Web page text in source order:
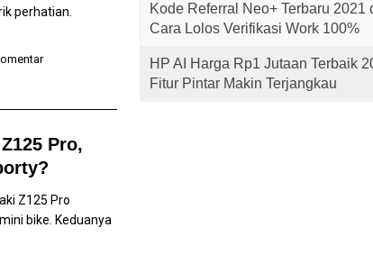
perhatian.
Pro,
Z125 Pro
bike. Keduanya
Kode Referral Neo+ Terbaru 2021
Cara Lolos Verifikasi Work 100%
HP AI Harga Rp1 Jutaan Terbaik
Fitur Pintar Makin Terjangkau